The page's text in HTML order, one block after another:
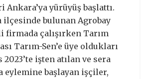
Ankara’ya yürüyüş başlattı.
ilçesinde bulunan Agrobay
firmada çalışırken Tarım
Tarım-Sen’e üye oldukları
işten atılan ve sera
eylemine başlayan işçiler,